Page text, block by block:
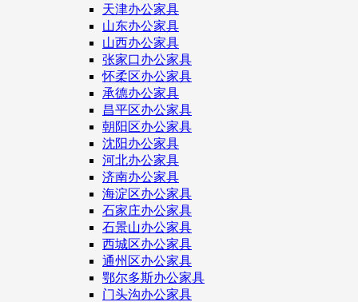
天津办公家具
山东办公家具
山西办公家具
张家口办公家具
怀柔区办公家具
承德办公家具
昌平区办公家具
朝阳区办公家具
沈阳办公家具
河北办公家具
济南办公家具
海淀区办公家具
石家庄办公家具
石景山办公家具
西城区办公家具
通州区办公家具
鄂尔多斯办公家具
门头沟办公家具